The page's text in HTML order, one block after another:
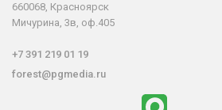
660068, Красноярск
Мичурина, 3в, оф.405
+7 391 219 01 19
forest@pgmedia.ru